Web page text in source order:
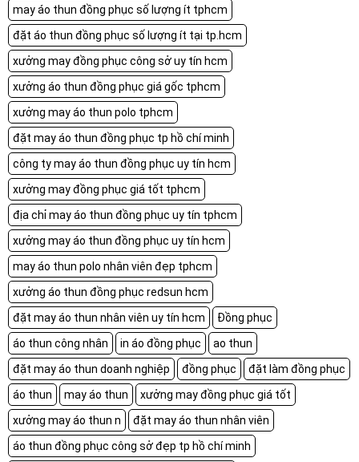
may áo thun đồng phục số lượng ít tphcm
đặt áo thun đồng phục số lượng ít tại tp.hcm
xưởng may đồng phục công sở uy tín hcm
xưởng áo thun đồng phục giá gốc tphcm
xưởng may áo thun polo tphcm
đặt may áo thun đồng phục tp hồ chí minh
công ty may áo thun đồng phục uy tín hcm
xưởng may đồng phục giá tốt tphcm
địa chỉ may áo thun đồng phục uy tín tphcm
xưởng may áo thun đồng phục uy tín hcm
may áo thun polo nhân viên đẹp tphcm
xưởng áo thun đồng phục redsun hcm
đặt may áo thun nhân viên uy tín hcm
Đồng phục
áo thun công nhân
in áo đồng phục
ao thun
đặt may áo thun doanh nghiệp
đồng phục
đặt làm đồng phục
áo thun
may áo thun
xưởng may đồng phục giá tốt
xưởng may áo thun n
đặt may áo thun nhân viên
áo thun đồng phục công sở đẹp tp hồ chí minh